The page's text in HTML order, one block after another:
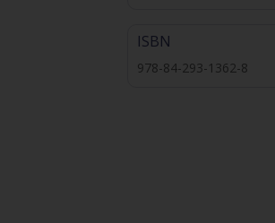
ISBN
978-84-293-1362-8